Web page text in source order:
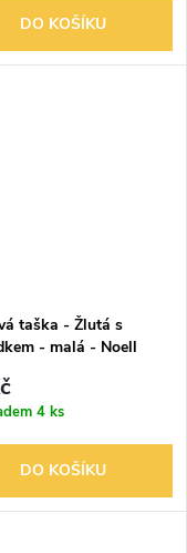
DO KOŠÍKU
taška - Žlutá s
- malá - Noell
4 ks
DO KOŠÍKU